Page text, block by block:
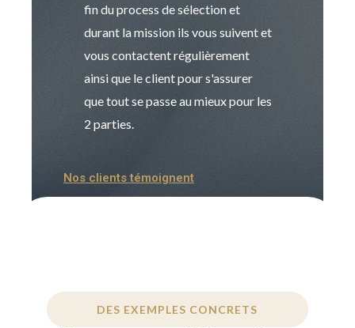
fin du process de sélection et
durant la mission ils vous suivent et
vous contactent régulièrement
ainsi que le client pour s'assurer
que tout se passe au mieux pour les
2 parties.
Nos clients témoignent
DES EXEMPLES CONCRETS